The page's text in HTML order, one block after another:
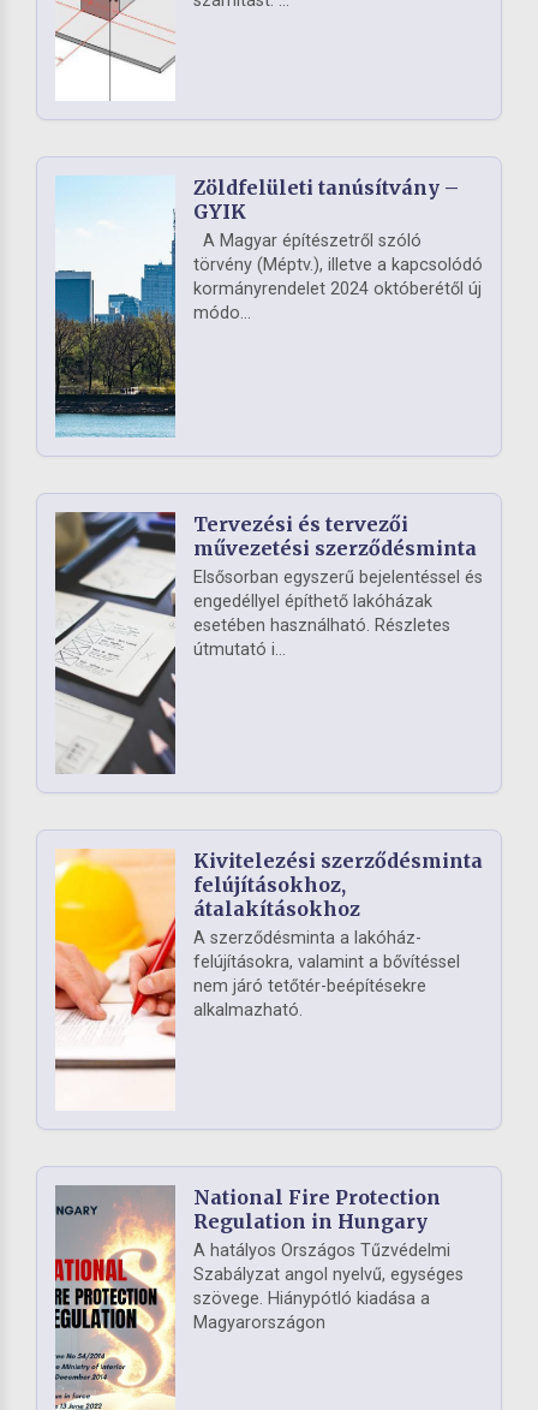
Zöldfelületi tanúsítvány –
GYIK
A Magyar építészetről szóló
törvény (Méptv.), illetve a kapcsolódó
kormányrendelet 2024 októberétől új
módo...
Tervezési és tervezői
művezetési szerződésminta
Elsősorban egyszerű bejelentéssel és
engedéllyel építhető lakóházak
esetében használható. Részletes
útmutató i...
Kivitelezési szerződésminta
felújításokhoz,
átalakításokhoz
A szerződésminta a lakóház-
felújításokra, valamint a bővítéssel
nem járó tetőtér-beépítésekre
alkalmazható.
National Fire Protection
Regulation in Hungary
A hatályos Országos Tűzvédelmi
Szabályzat angol nyelvű, egységes
szövege. Hiánypótló kiadása a
Magyarországon